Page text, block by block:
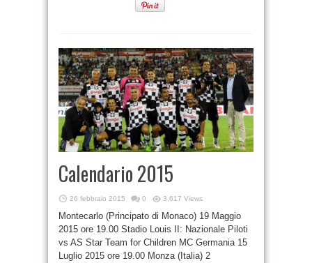
Calendario 2015
26 febbraio 2015 0 3,617 Views
Montecarlo (Principato di Monaco) 19 Maggio
2015 ore 19.00 Stadio Louis II: Nazionale Piloti
vs AS Star Team for Children MC Germania 15
Luglio 2015 ore 19.00 Monza (Italia) 2